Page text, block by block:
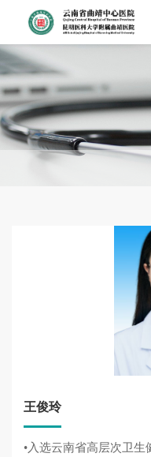
王俊玲
•入选云南省高层次卫生